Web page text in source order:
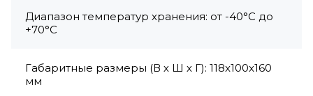
Диапазон температур хранения: от -40°C до
+70°C
Габаритные размеры (В х Ш х Г): 118x100x160
мм